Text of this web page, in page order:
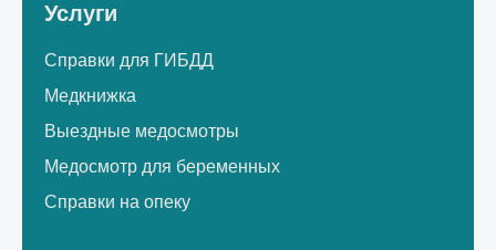
Услуги
Справки для ГИБДД
Медкнижка
Выездные медосмотры
Медосмотр для беременных
Справки на опеку